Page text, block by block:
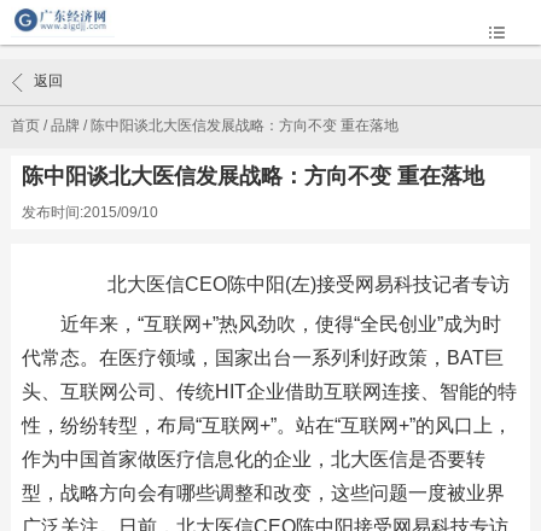
首页/品牌/ 陈中阳谈北大医信发展战略：方向不变 重在落地
返回
陈中阳谈北大医信发展战略：方向不变 重在落地
发布时间:2015/09/10
北大医信CEO陈中阳(左)接受网易科技记者专访
近年来，“互联网+”热风劲吹，使得“全民创业”成为时
代常态。在医疗领域，国家出台一系列利好政策，BAT巨
头、互联网公司、传统HIT企业借助互联网连接、智能的特
性，纷纷转型，布局“互联网+”。站在“互联网+”的风口上，
作为中国首家做医疗信息化的企业，北大医信是否要转
型，战略方向会有哪些调整和改变，这些问题一度被业界
广泛关注。日前，北大医信CEO陈中阳接受网易科技专访